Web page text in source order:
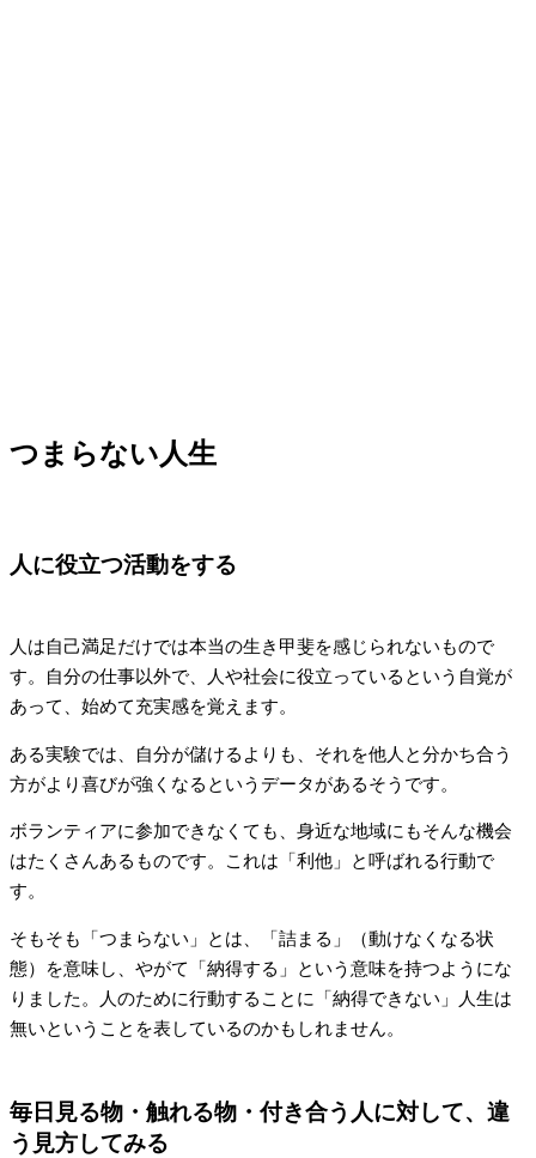
つまらない人生
人に役立つ活動をする
人は自己満足だけでは本当の生き甲斐を感じられないもので
す。自分の仕事以外で、人や社会に役立っているという自覚が
あって、始めて充実感を覚えます。
ある実験では、自分が儲けるよりも、それを他人と分かち合う
方がより喜びが強くなるというデータがあるそうです。
ボランティアに参加できなくても、身近な地域にもそんな機会
はたくさんあるものです。これは「利他」と呼ばれる行動で
す。
そもそも「つまらない」とは、「詰まる」（動けなくなる状
態）を意味し、やがて「納得する」という意味を持つようにな
りました。人のために行動することに「納得できない」人生は
無いということを表しているのかもしれません。
毎日見る物・触れる物・付き合う人に対して、違
う見方してみる